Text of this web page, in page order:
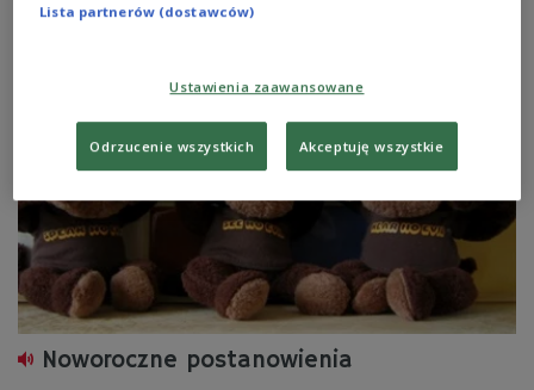
Zobacz więcej na temat:Dubaj
Noworoczne postanowienia
Lista partnerów (dostawców)
Ustawienia zaawansowane
Odrzucenie wszystkich Akceptuję wszystkie